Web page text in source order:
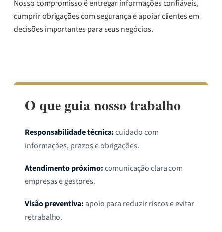
Nosso compromisso é entregar informações confiáveis,
cumprir obrigações com segurança e apoiar clientes em
decisões importantes para seus negócios.
O que guia nosso trabalho
Responsabilidade técnica:cuidado com
informações, prazos e obrigações.
Atendimento próximo:comunicação clara com
empresas e gestores.
Visão preventiva: apoio para reduzir riscos e evitar
retrabalho.